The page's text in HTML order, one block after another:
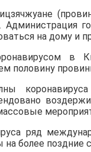
на дому и
в
половину
ряд
более поздние